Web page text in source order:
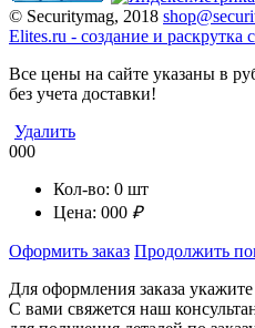
© Securitymag, 2018
Elites.ru - cоздание и раскрутка
Все цены на сайте указаны в
без учета доставки!
Удалить
000
Кол-во: 0 шт
Цена: 000 ₽
Оформить заказ Продолжить
Для оформления заказа
С вами свяжется наш